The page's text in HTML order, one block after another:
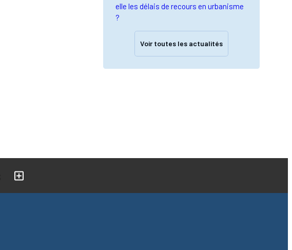
elle les délais de recours en urbanisme
?
Voir toutes les actualités